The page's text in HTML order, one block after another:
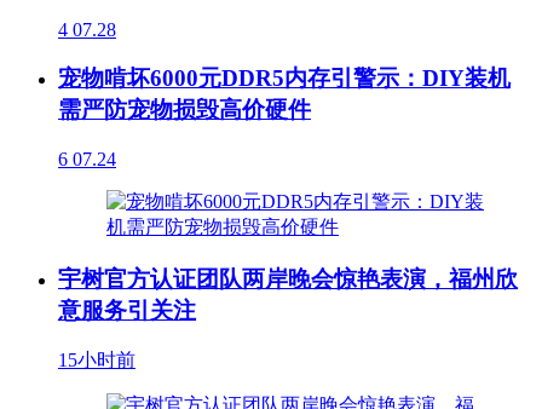
4 07.28
宠物啃坏6000元DDR5内存引警示：DIY装机
需严防宠物损毁高价硬件
6 07.24
宇树官方认证团队两岸晚会惊艳表演，福州欣
意服务引关注
15小时前